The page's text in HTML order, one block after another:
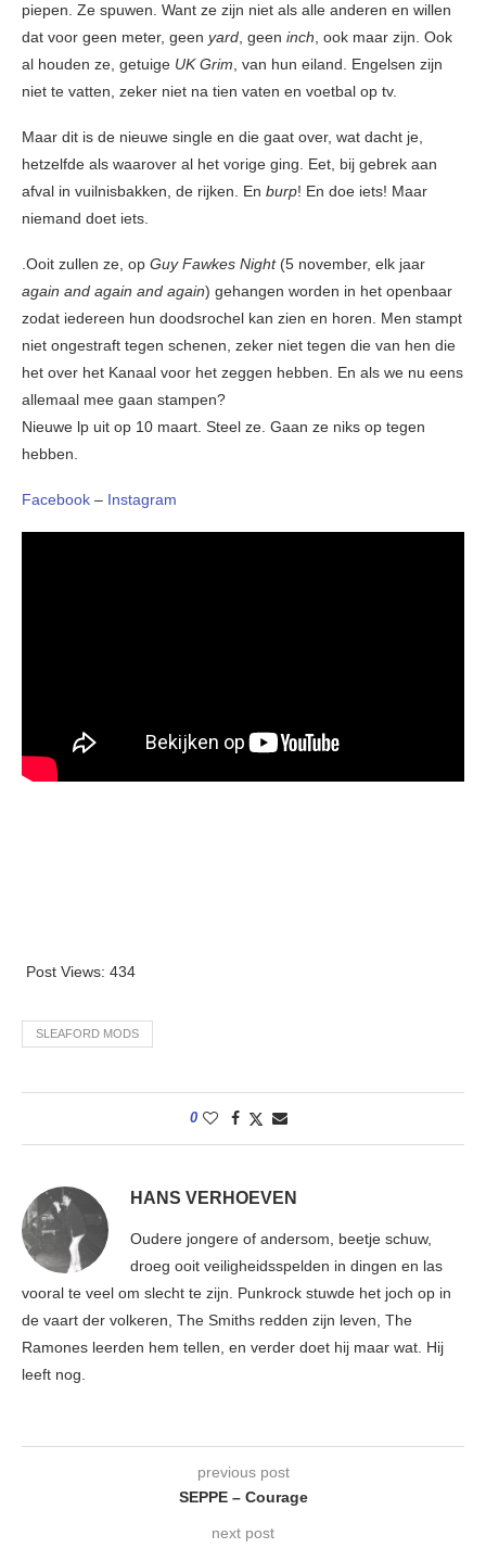
piepen. Ze spuwen. Want ze zijn niet als alle anderen en willen
dat voor geen meter, geen yard, geen inch, ook maar zijn. Ook
al houden ze, getuige UK Grim, van hun eiland. Engelsen zijn
niet te vatten, zeker niet na tien vaten en voetbal op tv.
Maar dit is de nieuwe single en die gaat over, wat dacht je,
hetzelfde als waarover al het vorige ging. Eet, bij gebrek aan
afval in vuilnisbakken, de rijken. En burp! En doe iets! Maar
niemand doet iets.
.Ooit zullen ze, op Guy Fawkes Night(5 november, elk jaar
again and again and again) gehangen worden in het openbaar
zodat iedereen hun doodsrochel kan zien en horen. Men stampt
niet ongestraft tegen schenen, zeker niet tegen die van hen die
het over het Kanaal voor het zeggen hebben. En als we nu eens
allemaal mee gaan stampen?
Nieuwe lp uit op 10 maart. Steel ze. Gaan ze niks op tegen
hebben.
Facebook – Instagram
Post Views: 434
SLEAFORD MODS
0
HANS VERHOEVEN
Oudere jongere of andersom, beetje schuw,
droeg ooit veiligheidsspelden in dingen en las
vooral te veel om slecht te zijn. Punkrock stuwde het joch op in
de vaart der volkeren, The Smiths redden zijn leven, The
Ramones leerden hem tellen, en verder doet hij maar wat. Hij
leeft nog.
previous post
SEPPE – Courage
next post